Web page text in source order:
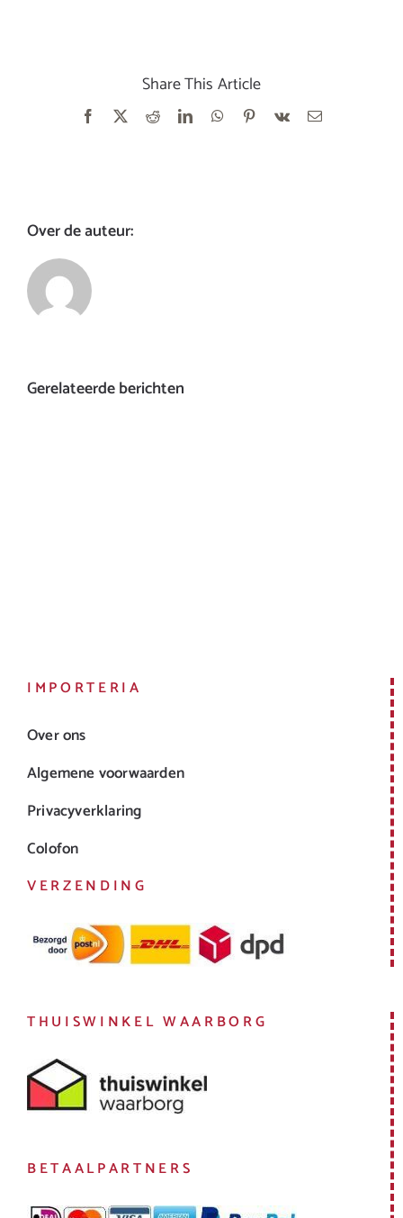
Share This Article
Facebook RedditLinkedInWhatsApp
Pinterest
Vk
E-
Over de auteur:
Gerelateerde berichten
IMPORTERIA
Over ons
Algemene voorwaarden
Privacyverklaring
Colofon
VERZENDING
THUISWINKEL WAARBORG
BETAALPARTNERS